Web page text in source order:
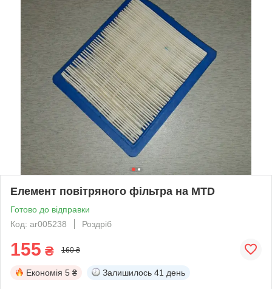
Елемент повітряного фільтра на MTD
Готово до відправки
Код: ar005238
Роздріб
155 ₴ 160 ₴
Економія 5 ₴ Залишилось 41 день